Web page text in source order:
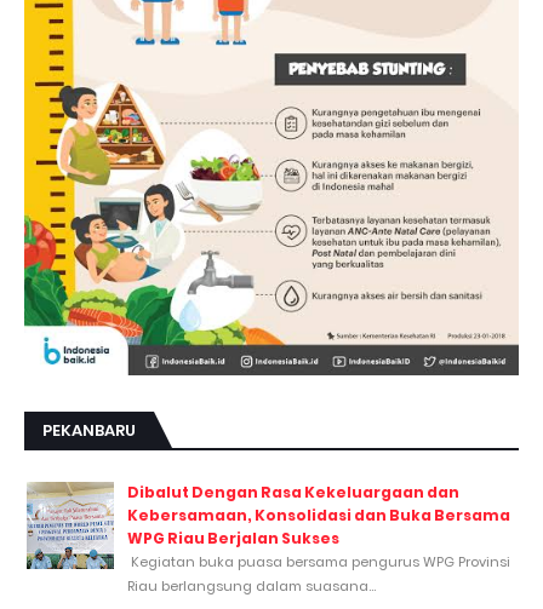
PEKANBARU
Dibalut Dengan Rasa Kekeluargaan dan
Kebersamaan, Konsolidasi dan Buka Bersama
WPG Riau Berjalan Sukses
Kegiatan buka puasa bersama pengurus WPG Provinsi
Riau berlangsung dalam suasana...